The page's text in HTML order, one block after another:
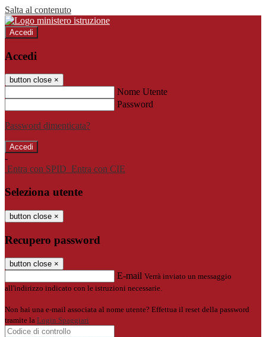
Salta al contenuto
Accedi
Accedi
button close ×
Nome Utente
Password
Password dimenticata?
-
Entra con SPID Entra con CIE
Seleziona utente
button close ×
Recupero password
button close ×
E-mail Verrà inviato un messaggio
all'indirizzo indicato con le istruzioni necessarie.
Non hai una e-mail associata al nome utente? Effettua il reset della password
tramite la Login Spaggiari